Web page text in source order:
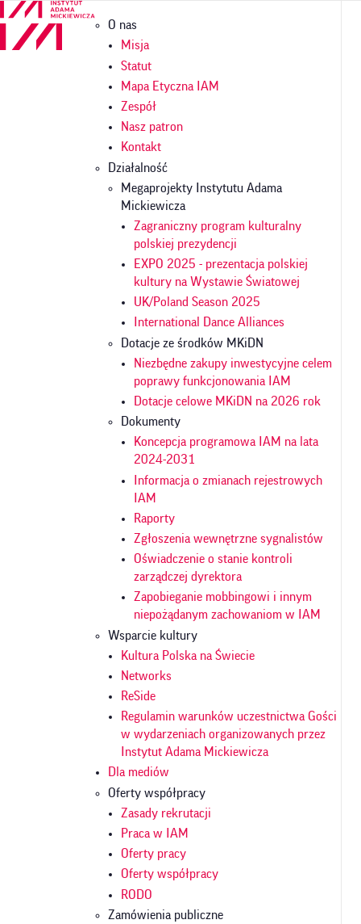
Przejdź
treści
Główna
nawigacja
O nas
Misja
Statut
Mapa Etyczna IAM
Zespół
Nasz patron
Kontakt
Działalność
Megaprojekty Instytutu Adama
Mickiewicza
Zagraniczny program kulturalny
polskiej prezydencji
EXPO 2025 - prezentacja polskiej
kultury na Wystawie Światowej
UK/Poland Season 2025
International Dance Alliances
Dotacje ze środków MKiDN
Niezbędne zakupy inwestycyjne celem
poprawy funkcjonowania IAM
Dotacje celowe MKiDN na 2026 rok
Dokumenty
Koncepcja programowa IAM na lata
2024-2031
Informacja o zmianach rejestrowych
IAM
Raporty
Zgłoszenia wewnętrzne sygnalistów
Oświadczenie o stanie kontroli
zarządczej dyrektora
Zapobieganie mobbingowi i innym
niepożądanym zachowaniom w IAM
Wsparcie kultury
Kultura Polska na Świecie
Networks
ReSide
Regulamin warunków uczestnictwa Gości
w wydarzeniach organizowanych przez
Instytut Adama Mickiewicza
Dla mediów
Oferty współpracy
Zasady rekrutacji
Praca w IAM
Oferty pracy
Oferty współpracy
RODO
Zamówienia publiczne